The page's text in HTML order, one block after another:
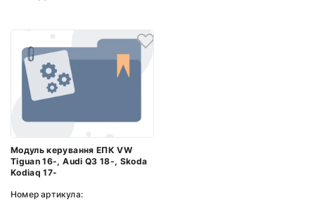
Модуль керування ЕПК VW
Tiguan 16-, Audi Q3 18-, Skoda
Kodiaq 17-
Номер артикула: